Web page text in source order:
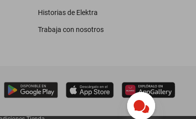
Historias de Elektra
Trabaja con nosotros